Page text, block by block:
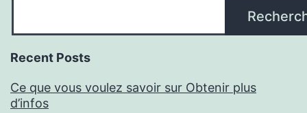
Recent Posts
Ce que vous voulez savoir sur Obtenir plus
d’infos